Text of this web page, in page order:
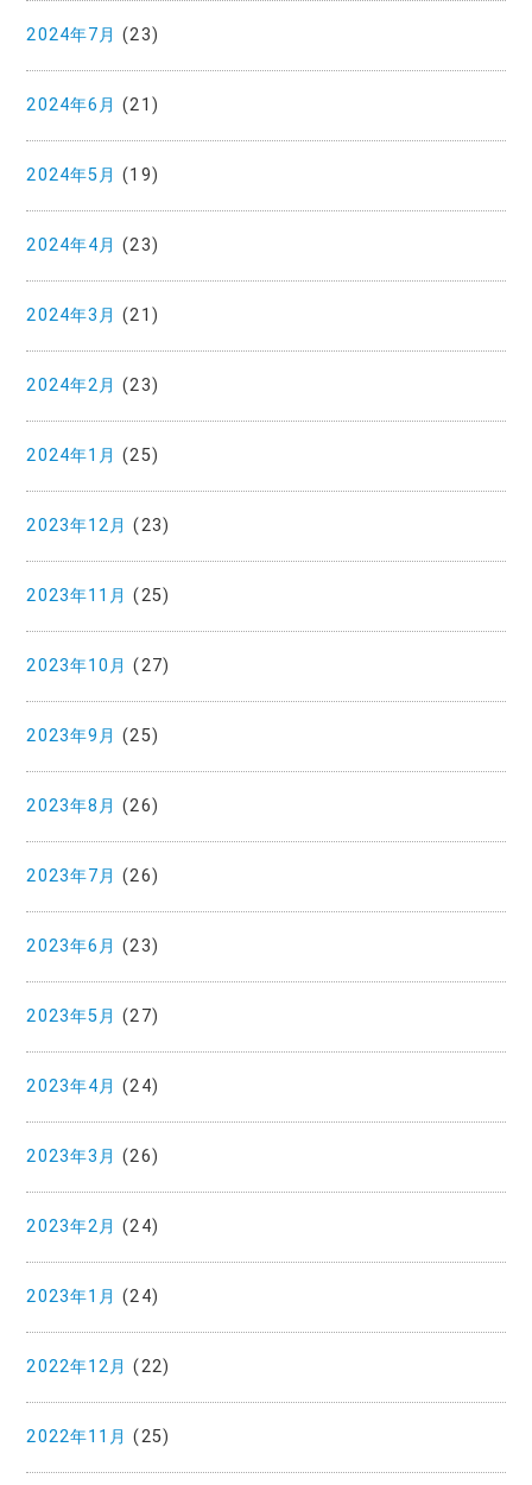
2024年7月 (23)
2024年6月 (21)
2024年5月 (19)
2024年4月 (23)
2024年3月 (21)
2024年2月 (23)
2024年1月 (25)
2023年12月 (23)
2023年11月 (25)
2023年10月 (27)
2023年9月 (25)
2023年8月 (26)
2023年7月 (26)
2023年6月 (23)
2023年5月 (27)
2023年4月 (24)
2023年3月 (26)
2023年2月 (24)
2023年1月 (24)
2022年12月 (22)
2022年11月 (25)